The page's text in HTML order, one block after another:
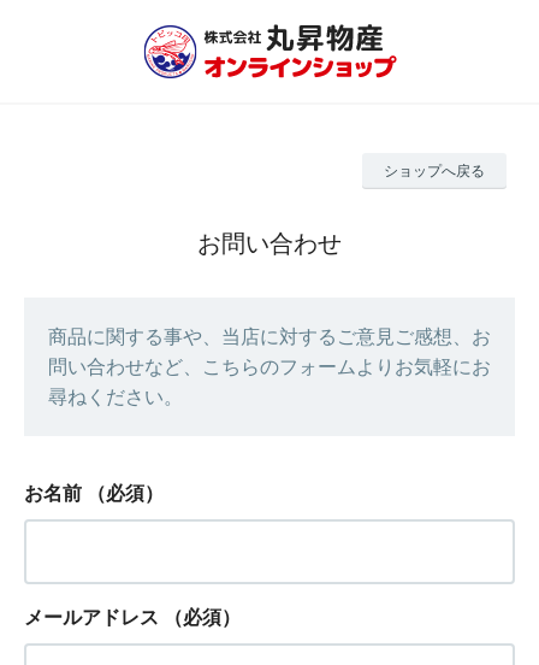
ショップへ戻る
お問い合わせ
商品に関する事や、当店に対するご意見ご感想、お
問い合わせなど、こちらのフォームよりお気軽にお
尋ねください。
お名前 （必須）
メールアドレス （必須）